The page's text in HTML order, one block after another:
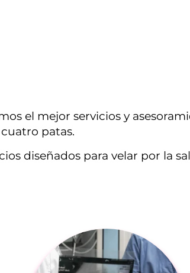
el mejor servicios y
patas.
diseñados para velar por la